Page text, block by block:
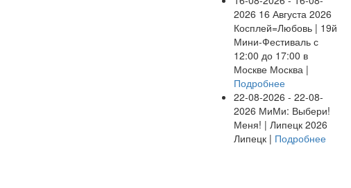
2026 16 Августа 2026
Косплей=Любовь | 19й
Мини-Фестиваль с
12:00 до 17:00 в
Москве Москва |
Подробнее
22-08-2026 - 22-08-
2026 МиМи: Выбери!
Меня! | Липецк 2026
Липецк | Подробнее